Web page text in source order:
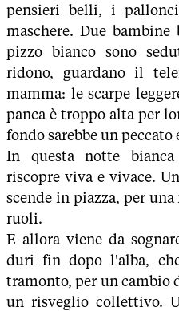
pensieri belli, i
maschere. Due
pizzo bianco sono
ridono, guardano il
mamma: le scarpe
panca è troppo alta per
fondo sarebbe un
In questa notte
riscopre viva e vivace.
scende in piazza, per
ruoli.
E allora viene da
duri fin dopo l'alba,
tramonto, per un cambio
un risveglio collettivo.